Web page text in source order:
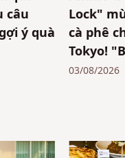
câu
ý quà
Lock"
cà phê
Tokyo!
tù
03/08/2026